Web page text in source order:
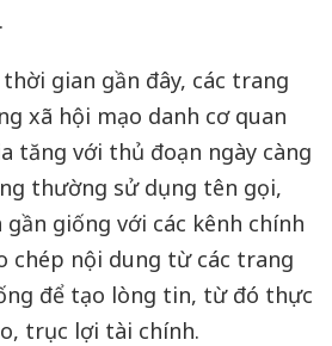
gian gần đây, các trang
xã hội mạo danh cơ quan
tăng với thủ đoạn ngày càng
thường sử dụng tên gọi,
giống với các kênh chính
chép nội dung từ các trang
để tạo lòng tin, từ đó thực
trục lợi tài chính.